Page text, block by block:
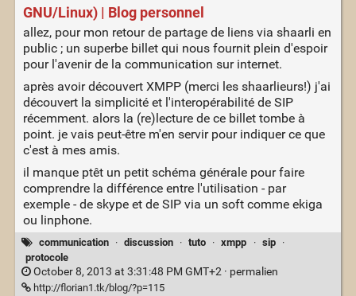
GNU/Linux) | Blog personnel
allez, pour mon retour de partage de liens via shaarli en
public ; un superbe billet qui nous fournit plein d'espoir
pour l'avenir de la communication sur internet.
après avoir découvert XMPP (merci les shaarlieurs!) j'ai
découvert la simplicité et l'interopérabilité de SIP
récemment. alors la (re)lecture de ce billet tombe à
point. je vais peut-être m'en servir pour indiquer ce que
c'est à mes amis.
il manque ptêt un petit schéma générale pour faire
comprendre la différence entre l'utilisation - par
exemple - de skype et de SIP via un soft comme ekiga
ou linphone.
communication · discussion · tuto · xmpp · sip
·
protocole
October 8, 2013 at 3:31:48 PM GMT+2 · permalien
http://florian1.tk/blog/?p=115